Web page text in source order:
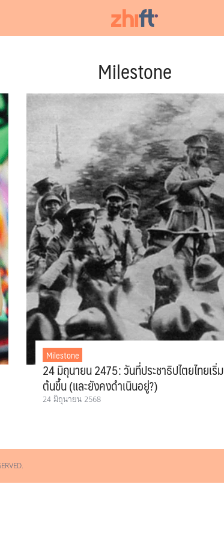
Milestone
Milestone
24 มิถุนายน 2475: วันที่ประชาธิปไตยไทยเริ่ม
ต้นขึ้น (และยังคงดำเนินอยู่?)
24 มิถุนายน 2568